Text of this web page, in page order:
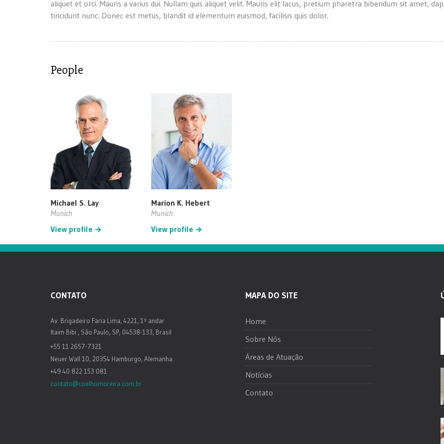
aliquet et orci. Mauris a varius dui. Nullam quis aliquet velit. Mauris elit lacus, pretium pharetra bibendum sit amet,
tincidunt nunc. Donec est metus, blandit id elementum euismod, facilisis quis dolor.
People
Michael S. Lay
Munich
View profile
Marion K. Hebert
Munich
View profile
CONTATO
Av. Brigadeiro Faria Lima, 4221, 1º andar
Itaim Bibi , São Paulo, SP, 04538-133, Brasil
+55 11 2657-7321
Neuer Wall 10, 20354 Hamburgo, Alemanha.
+49 40 822 153 081
contato@coelhomoreira.com.br
MAPA DO SITE
Home
Sobre Nós
Áreas de Atuação
Notícias
Contato